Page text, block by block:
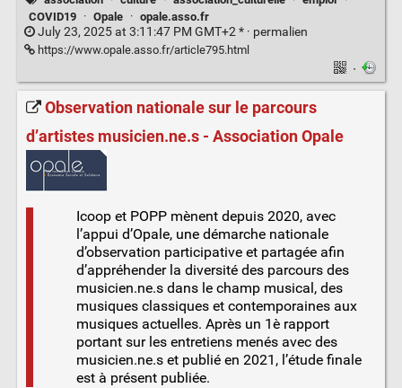
COVID19
· Opale · opale.asso.fr
July 23, 2025 at 3:11:47 PM GMT+2 * · permalien
https://www.opale.asso.fr/article795.html
·
Observation nationale sur le parcours
d’artistes musicien.ne.s - Association Opale
Icoop et POPP mènent depuis 2020, avec
l’appui d’Opale, une démarche nationale
d’observation participative et partagée afin
d’appréhender la diversité des parcours des
musicien.ne.s dans le champ musical, des
musiques classiques et contemporaines aux
musiques actuelles. Après un 1è rapport
portant sur les entretiens menés avec des
musicien.ne.s et publié en 2021, l’étude finale
est à présent publiée.